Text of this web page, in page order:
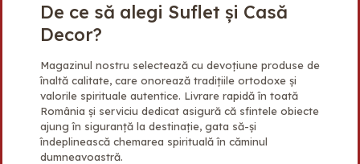
De ce să alegi Suflet și Casă
Decor?
Magazinul nostru selectează cu devoțiune produse de
înaltă calitate, care onorează tradițiile ortodoxe și
valorile spirituale autentice. Livrare rapidă în toată
România și serviciu dedicat asigură că sfintele obiecte
ajung în siguranță la destinație, gata să-și
îndeplinească chemarea spirituală în căminul
dumneavoastră.